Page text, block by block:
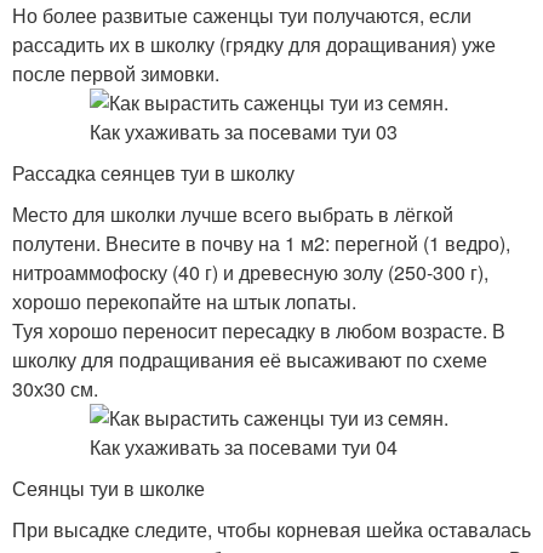
Но более развитые саженцы туи получаются, если
рассадить их в школку (грядку для доращивания) уже
после первой зимовки.
Рассадка сеянцев туи в школку
Место для школки лучше всего выбрать в лёгкой
полутени. Внесите в почву на 1 м2: перегной (1 ведро),
нитроаммофоску (40 г) и древесную золу (250-300 г),
хорошо перекопайте на штык лопаты.
Туя хорошо переносит пересадку в любом возрасте. В
школку для подращивания её высаживают по схеме
30х30 см.
Сеянцы туи в школке
При высадке следите, чтобы корневая шейка оставалась